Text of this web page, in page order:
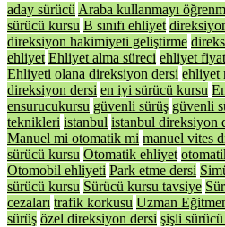
aday sürücü Araba kullanmayı
sürücü kursu B sınıfı ehliyet
direksiyon hakimiyeti geliştirme
ehliyet Ehliyet alma süreci ehliyet
Ehliyeti olana direksiyon dersi ehliyet
direksiyon dersi en iyi sürücü kursu
ensurucukursu güvenli sürüş güvenli
teknikleri istanbul istanbul direksiyon
Manuel mi otomatik mi manuel vites
sürücü kursu Otomatik ehliyet
Otomobil ehliyeti Park etme dersi
sürücü kursu Sürücü kursu tavsiye
cezaları trafik korkusu Uzman
sürüş özel direksiyon dersi şişli